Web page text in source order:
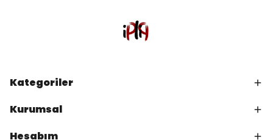
Kategoriler
Kurumsal
Hesabım